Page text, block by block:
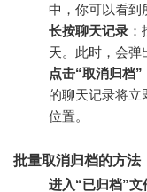
中，你可以看到
长按聊天记录
天。此时，会弹
点击“取消归档”
的聊天记录将立
位置。
批量取消归档的方法
进入“已归档”文